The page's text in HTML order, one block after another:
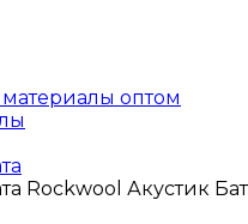
оптом
Rockwool Акустик